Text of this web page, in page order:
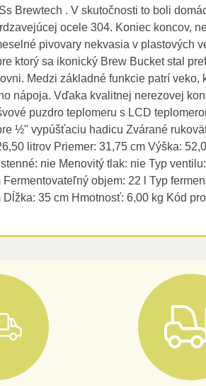
Brewtech . V skutočnosti to boli
ocele 304. Koniec koncov,
pivovary nekvasia v
ktorý sa ikonický Brew Bucket stal
Medzi základné funkcie patrí
nápoja. Vďaka kvalitnej nerezovej
puzdro teplomeru s LCD
½" vypúšťaciu hadicu Zvárané
litrov Priemer: 31,75 cm Výška:
nie Menovitý tlak: nie Typ
objem: 22 l Typ
35 cm Hmotnosť: 6,00 kg Kód